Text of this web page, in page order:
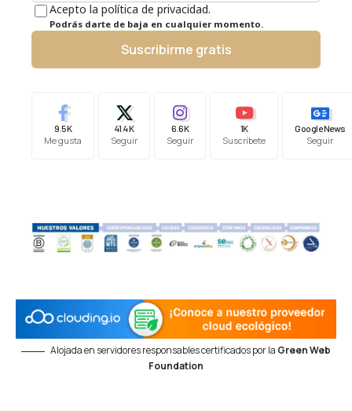
Acepto la política de privacidad.
Podrás darte de baja en cualquier momento.
Suscribirme gratis
9.5K
Me gusta
41.4K
Seguir
6.6K
Seguir
1K
Suscríbete
Google News
Seguir
Alojada en servidores responsables certificados por la Green Web
Foundation